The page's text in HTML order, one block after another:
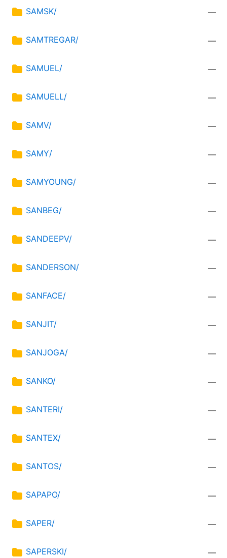
SAMSK/ —
SAMTREGAR/ —
SAMUEL/ —
SAMUELL/ —
SAMV/ —
SAMY/ —
SAMYOUNG/ —
SANBEG/ —
SANDEEPV/ —
SANDERSON/ —
SANFACE/ —
SANJIT/ —
SANJOGA/ —
SANKO/ —
SANTERI/ —
SANTEX/ —
SANTOS/ —
SAPAPO/ —
SAPER/ —
SAPERSKI/ —